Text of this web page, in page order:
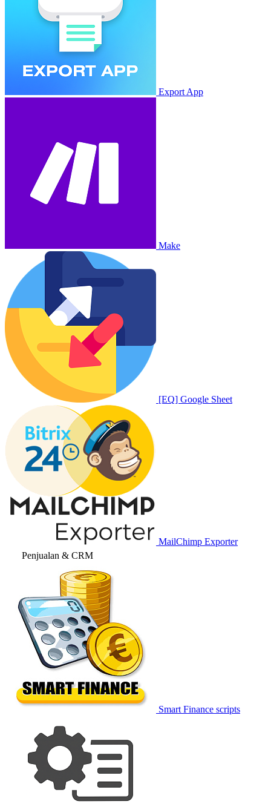
Export App
Make
[EQ] Google Sheet
MailChimp Exporter
Penjualan & CRM
Smart Finance scripts